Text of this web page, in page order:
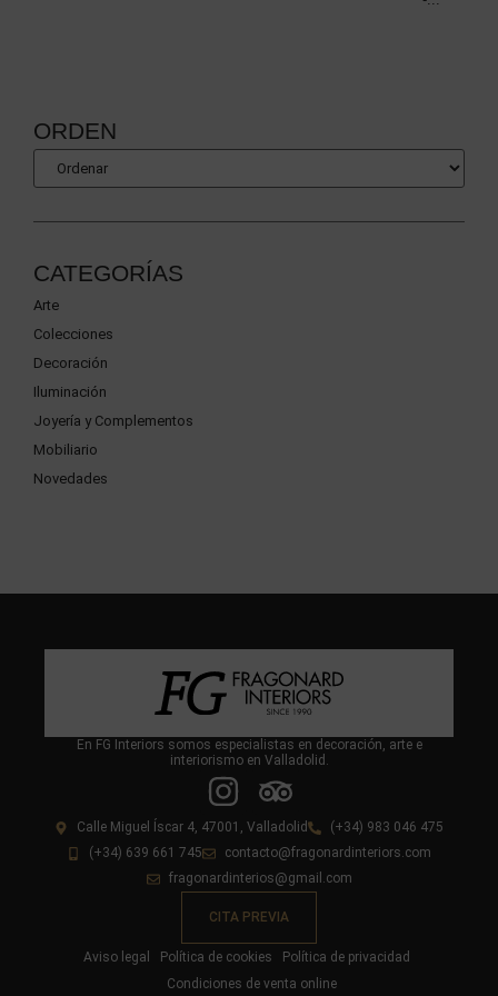
ORDEN
CATEGORÍAS
Arte
Colecciones
Decoración
Iluminación
Joyería y Complementos
Mobiliario
Novedades
En FG Interiors somos especialistas en decoración, arte e
interiorismo en Valladolid.
Calle Miguel Íscar 4, 47001, Valladolid
(+34) 983 046 475
(+34) 639 661 745
contacto@fragonardinteriors.com
fragonardinterios@gmail.com
CITA PREVIA
Aviso legal Política de cookies
Política de privacidad
Condiciones de venta online